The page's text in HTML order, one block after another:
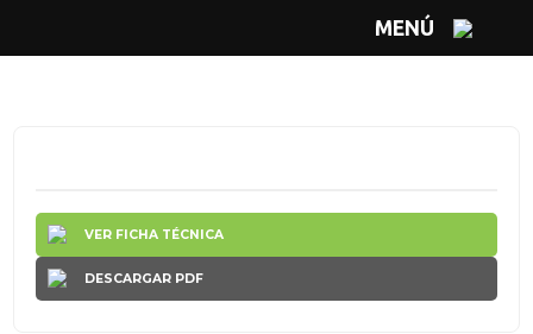
MENÚ
VER FICHA TÉCNICA
DESCARGAR PDF